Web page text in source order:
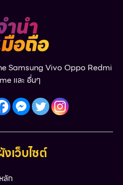
Samsung Vivo Oppo Redmi
และ อื่นๆ
เว็บไซต์
ลัก